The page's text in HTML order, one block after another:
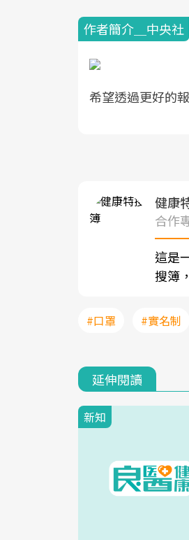
作者簡介＿中央社
希望透過更好的
健康
合作
這是
搜簿
#口罩 #實名制
延伸閱讀
新知